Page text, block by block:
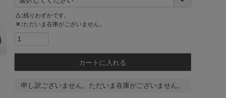
△ 残りわずかです。
✕ ただいま在庫がございません。
カートに入れる
申し訳ございません。ただいま在庫がございません。